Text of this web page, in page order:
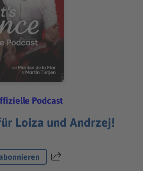
Podcast
Loiza und Andrzej!
Teilen